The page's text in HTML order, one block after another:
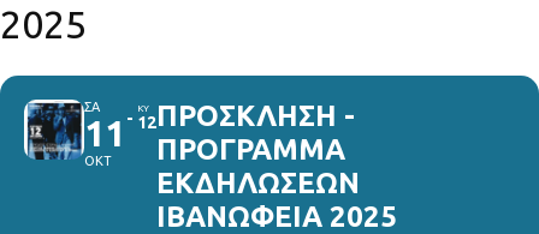
2025
ΣΑ
11
ΟΚΤ
ΚΥ
12ΠΡΟΣΚΛΗΣΗ -
ΠΡΟΓΡΑΜΜΑ
ΕΚΔΗΛΩΣΕΩΝ
ΙΒΑΝΩΦΕΙΑ 2025